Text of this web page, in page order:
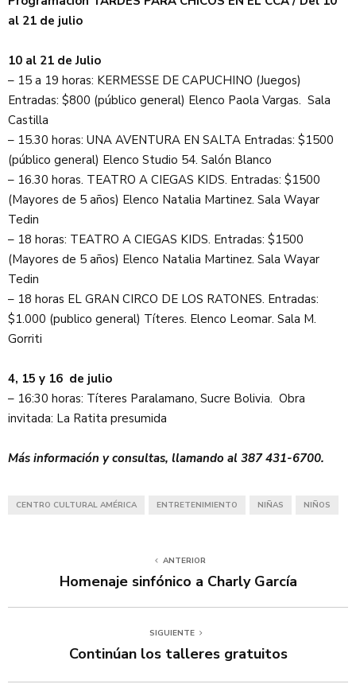
al 21 de julio
10 al 21 de Julio
– 15 a 19 horas: KERMESSE DE CAPUCHINO (Juegos)
Entradas: $800 (público general) Elenco Paola Vargas. Sala
Castilla
– 15.30 horas: UNA AVENTURA EN SALTA Entradas: $1500
(público general) Elenco Studio 54. Salón Blanco
– 16.30 horas. TEATRO A CIEGAS KIDS. Entradas: $1500
(Mayores de 5 años) Elenco Natalia Martinez. Sala Wayar
Tedin
– 18 horas: TEATRO A CIEGAS KIDS. Entradas: $1500
(Mayores de 5 años) Elenco Natalia Martinez. Sala Wayar
Tedin
– 18 horas EL GRAN CIRCO DE LOS RATONES. Entradas:
$1.000 (publico general) Títeres. Elenco Leomar. Sala M.
Gorriti
4, 15 y 16 de julio
– 16:30 horas: Títeres Paralamano, Sucre Bolivia. Obra
invitada: La Ratita presumida
Más información y consultas, llamando al 387 431-6700.
CENTRO CULTURAL AMÉRICA ENTRETENIMIENTO NIÑAS NIÑOS
ANTERIOR
Homenaje sinfónico a Charly García
SIGUIENTE
Continúan los talleres gratuitos